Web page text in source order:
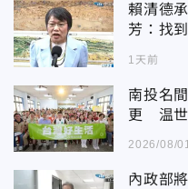
賴清德
芳：找
1天前
南投名
更 温世
2026/08/
內政部